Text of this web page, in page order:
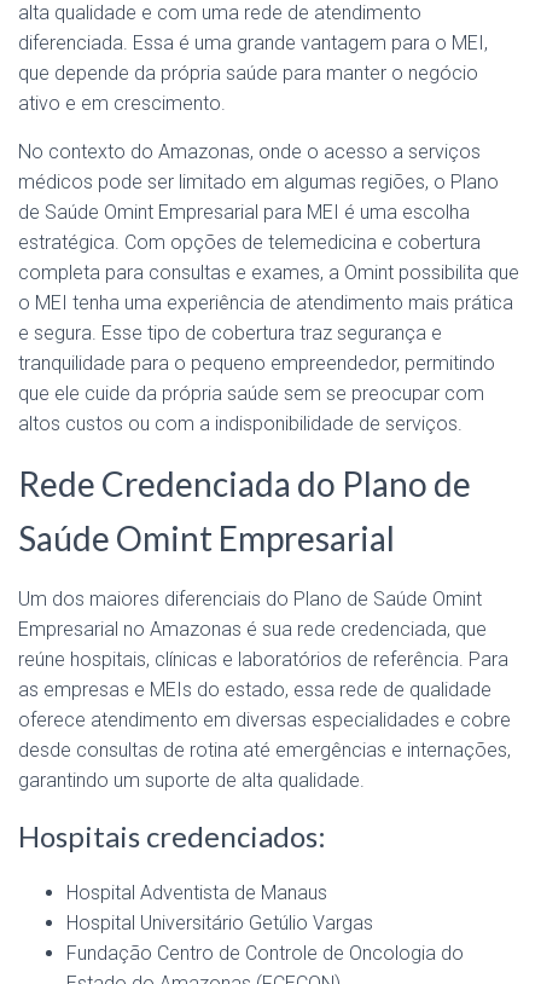
alta qualidade e com uma rede de atendimento
diferenciada. Essa é uma grande vantagem para o MEI,
que depende da própria saúde para manter o negócio
ativo e em crescimento.
No contexto do Amazonas, onde o acesso a serviços
médicos pode ser limitado em algumas regiões, o Plano
de Saúde Omint Empresarial para MEI é uma escolha
estratégica. Com opções de telemedicina e cobertura
completa para consultas e exames, a Omint possibilita que
o MEI tenha uma experiência de atendimento mais prática
e segura. Esse tipo de cobertura traz segurança e
tranquilidade para o pequeno empreendedor, permitindo
que ele cuide da própria saúde sem se preocupar com
altos custos ou com a indisponibilidade de serviços.
Rede Credenciada do Plano de
Saúde Omint Empresarial
Um dos maiores diferenciais do Plano de Saúde Omint
Empresarial no Amazonas é sua rede credenciada, que
reúne hospitais, clínicas e laboratórios de referência. Para
as empresas e MEIs do estado, essa rede de qualidade
oferece atendimento em diversas especialidades e cobre
desde consultas de rotina até emergências e internações,
garantindo um suporte de alta qualidade.
Hospitais credenciados:
Hospital Adventista de Manaus
Hospital Universitário Getúlio Vargas
Fundação Centro de Controle de Oncologia do